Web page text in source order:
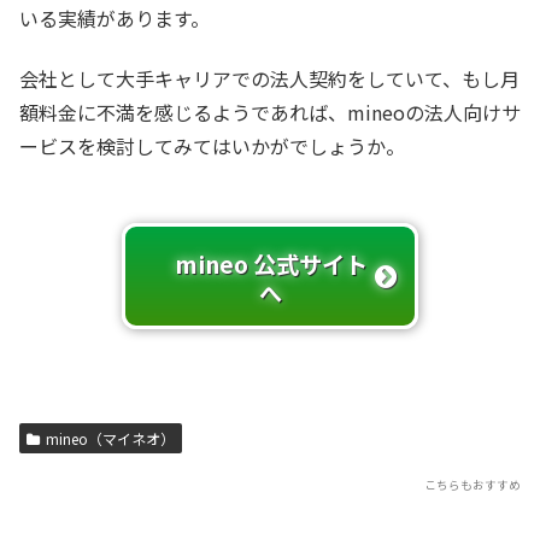
いる実績があります。
会社として大手キャリアでの法人契約をしていて、もし月
額料金に不満を感じるようであれば、mineoの法人向けサ
ービスを検討してみてはいかがでしょうか。
mineo 公式サイト
へ
mineo（マイネオ）
こちらもおすすめ